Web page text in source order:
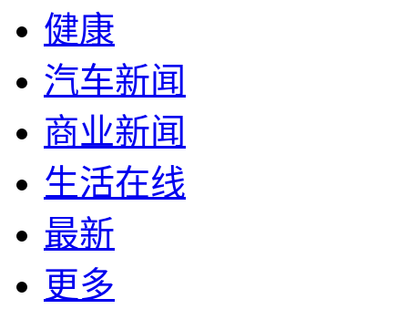
健康
汽车新闻
商业新闻
生活在线
最新
更多